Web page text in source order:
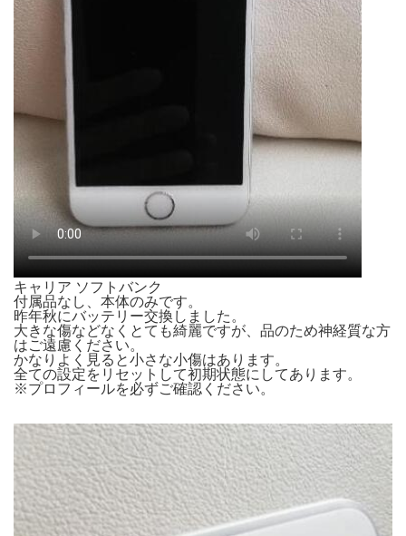
キャリア ソフトバンク
付属品なし、本体のみです。
昨年秋にバッテリー交換しました。
大きな傷などなくとても綺麗ですが、品のため神経質な方
はご遠慮ください。
かなりよく見ると小さな小傷はあります。
全ての設定をリセットして初期状態にしてあります。
※プロフィールを必ずご確認ください。